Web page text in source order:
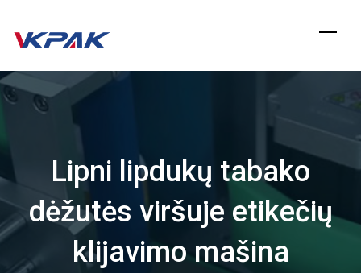
Pereiti
prie
Lipni lipdukų tabako
dėžutės viršuje etikečių
klijavimo mašina